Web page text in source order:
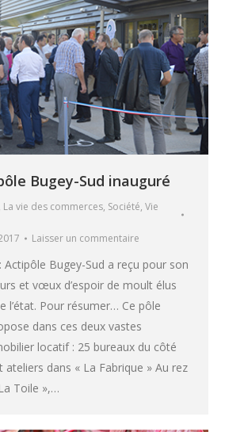
Bugey-Sud inauguré
La vie des commerces, Société, Vie
Laisser un commentaire
Actipôle Bugey-Sud a reçu pour son
et vœux d’espoir de moult élus
l’état. Pour résumer… Ce pôle
dans ces deux vastes
locatif : 25 bureaux du côté
ateliers dans « La Fabrique » Au rez
Toile »,…